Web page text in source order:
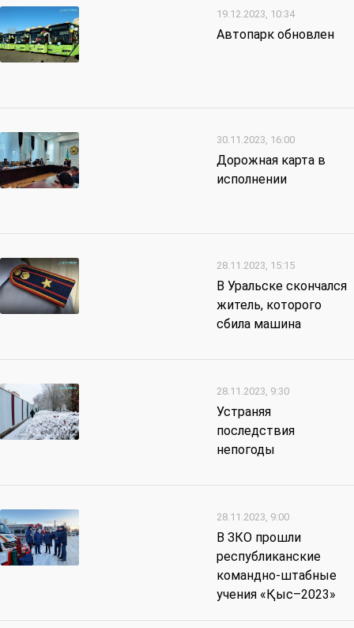
19.12.2023, 10:34
Автопарк обновлен
30.11.2023, 16:00
Дорожная карта в
исполнении
28.11.2023, 15:15
В Уральске скончался
житель, которого
сбила машина
28.11.2023, 9:30
Устраняя
последствия
непогоды
28.11.2023, 9:00
В ЗКО прошли
республиканские
командно-штабные
учения «Қыс–2023»